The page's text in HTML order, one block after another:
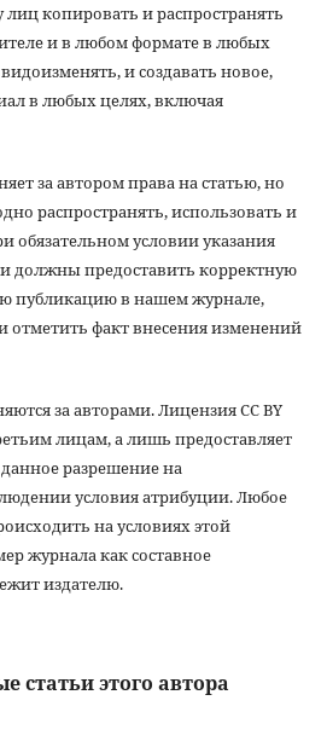
копировать и распространять
и в любом формате в любых
и создавать новое,
в любых целях, включая
за автором права на статью, но
распространять, использовать и
обязательном условии указания
должны предоставить корректную
публикацию в нашем журнале,
отметить факт внесения изменений
за авторами. Лицензия CC BY
лицам, а лишь предоставляет
разрешение на
условия атрибуции. Любое
на условиях этой
журнала как составное
издателю.
статьи этого автора